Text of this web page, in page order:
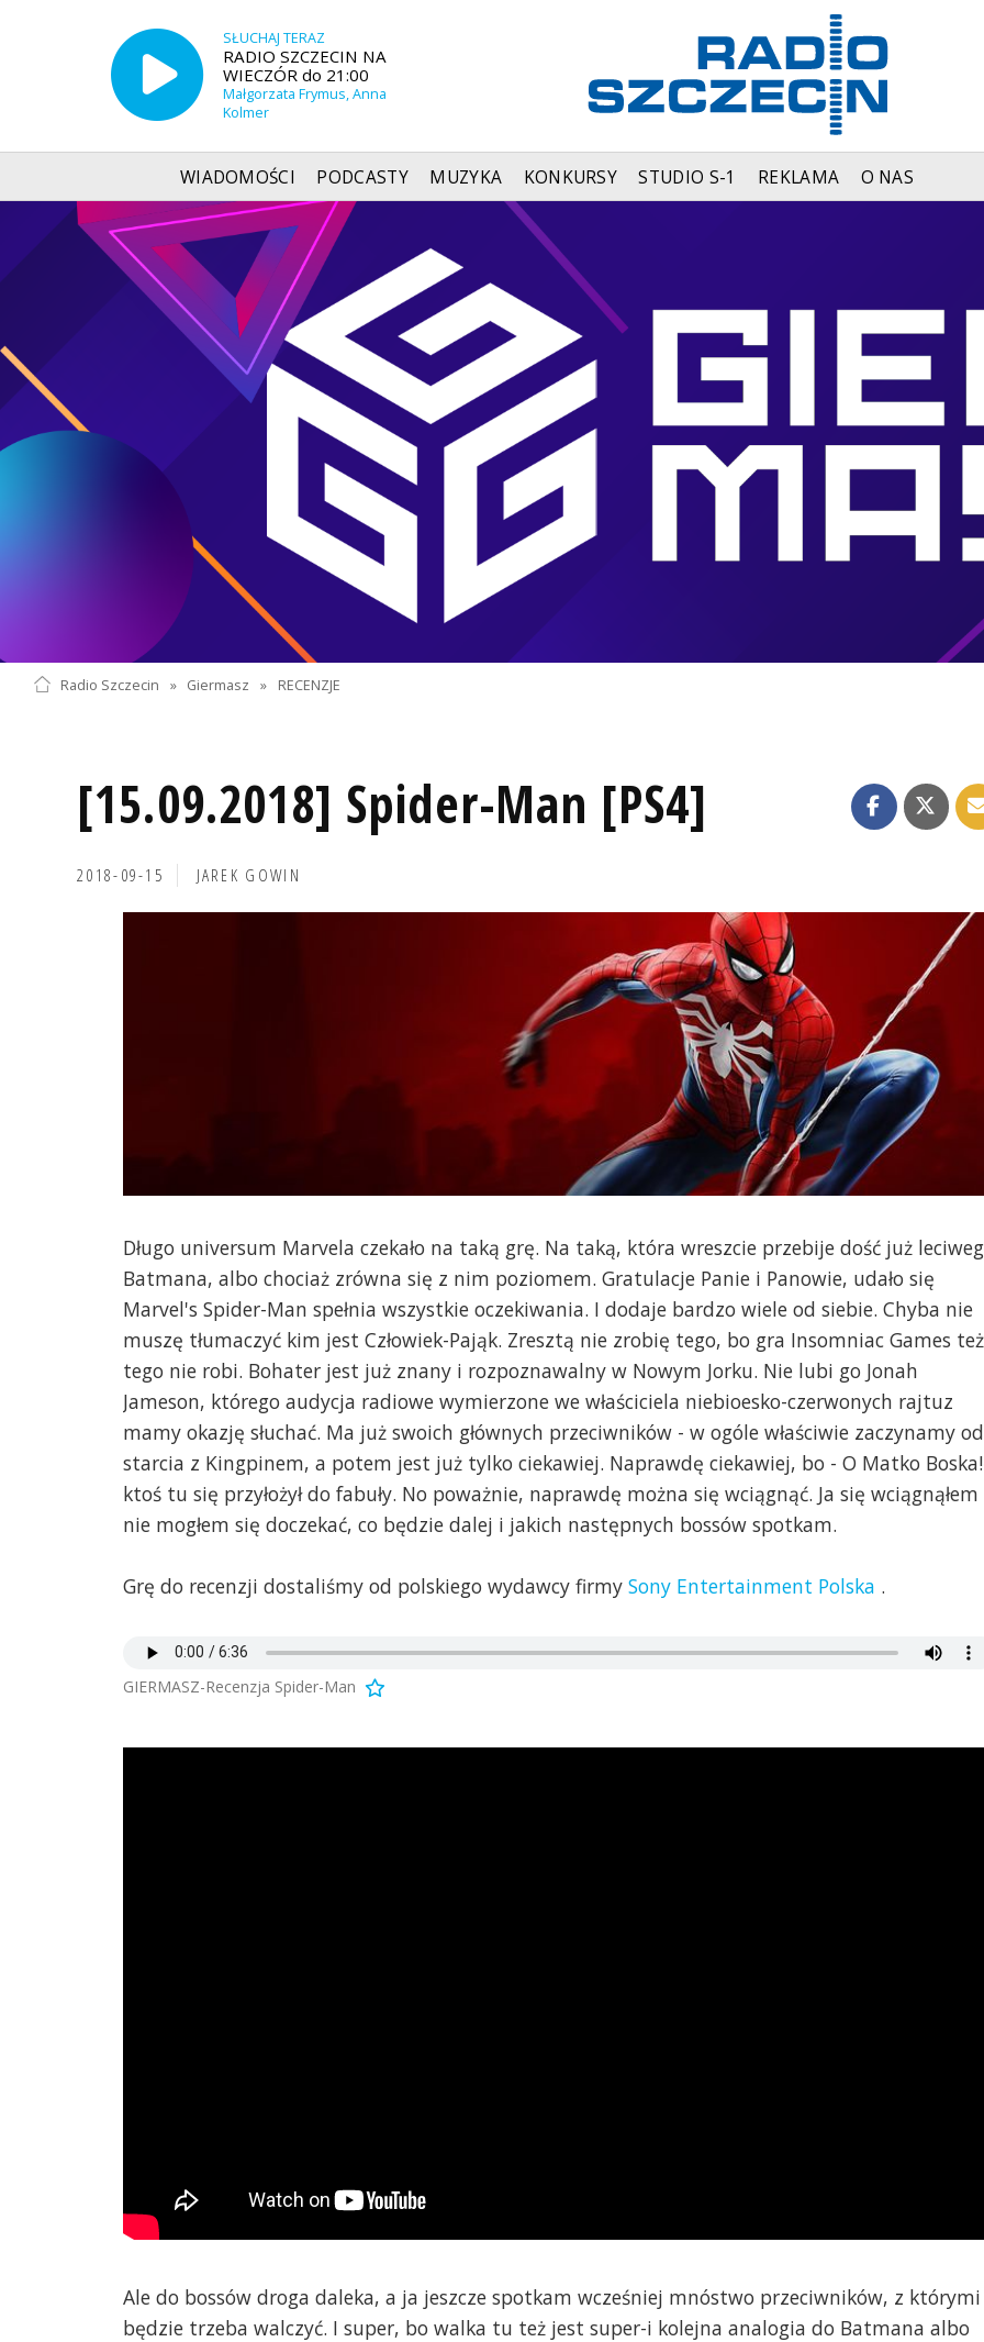
SŁUCHAJ TERAZ
RADIO SZCZECIN NA
WIECZÓR do 21:00
Małgorzata Frymus, Anna
Kolmer
WIADOMOŚCI PODCASTY MUZYKA KONKURSY STUDIO S-1 REKLAMA O NAS
Radio Szczecin » Giermasz » RECENZJE
[15.09.2018] Spider-Man [PS4]
2018-09-15 JAREK GOWIN
Długo universum Marvela czekało na taką grę. Na taką, która wreszcie przebije dość już
Batmana, albo chociaż zrówna się z nim poziomem. Gratulacje Panie i Panowie, udało się
Marvel's Spider-Man spełnia wszystkie oczekiwania. I dodaje bardzo wiele od siebie. Chyba nie
muszę tłumaczyć kim jest Człowiek-Pająk. Zresztą nie zrobię tego, bo gra Insomniac Games też
tego nie robi. Bohater jest już znany i rozpoznawalny w Nowym Jorku. Nie lubi go Jonah
Jameson, którego audycja radiowe wymierzone we właściciela niebioesko-czerwonych rajtuz
mamy okazję słuchać. Ma już swoich głównych przeciwników - w ogóle właściwie zaczynamy od
starcia z Kingpinem, a potem jest już tylko ciekawiej. Naprawdę ciekawiej, bo - O Matko
ktoś tu się przyłożył do fabuły. No poważnie, naprawdę można się wciągnąć. Ja się wciągnąłem
nie mogłem się doczekać, co będzie dalej i jakich następnych bossów spotkam.
Grę do recenzji dostaliśmy od polskiego wydawcy firmy Sony Entertainment Polska .
GIERMASZ-Recenzja Spider-Man
Ale do bossów droga daleka, a ja jeszcze spotkam wcześniej mnóstwo przeciwników, z którymi
będzie trzeba walczyć. I super, bo walka tu też jest super-i kolejna analogia do Batmana albo